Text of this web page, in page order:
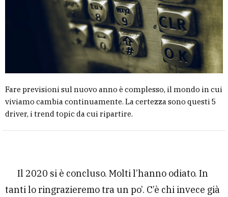
Fare previsioni sul nuovo anno è complesso, il mondo in cui
viviamo cambia continuamente. La certezza sono questi 5
driver, i trend topic da cui ripartire.
Il 2020 si è concluso. Molti l’hanno odiato. In
tanti lo ringrazieremo tra un po’. C’è chi invece già